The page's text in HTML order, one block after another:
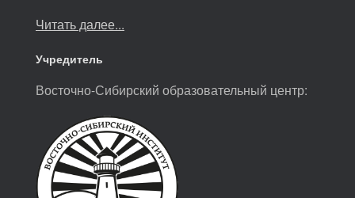
Читать далее...
Учредитель
Восточно-Сибирский образовательный центр: